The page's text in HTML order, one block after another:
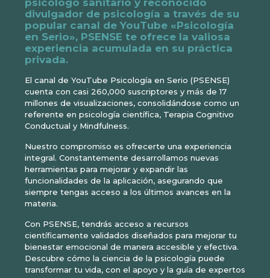
divulgador de psicología a través de su
popular canal de YouTube «Psicología
en Serio», PSENSE te ofrece la valiosa
experiencia acumulada en su práctica
privada.
El canal de YouTube Psicología en Serio (PSENSE)
cuenta con casi 260,000 suscriptores y más de 17
millones de visualizaciones, consolidándose como un
referente en psicología científica, Terapia Cognitivo
Conductual y Mindfulness.
Nuestro compromiso es ofrecerte una experiencia
integral. Constantemente desarrollamos nuevas
herramientas para mejorar y expandir las
funcionalidades de la aplicación, asegurando que
siempre tengas acceso a los últimos avances en la
materia.
Con PSENSE, tendrás acceso a recursos
científicamente validados diseñados para mejorar tu
bienestar emocional de manera accesible y efectiva.
Descubre cómo la ciencia de la psicología puede
transformar tu vida, con el apoyo y la guía de expertos